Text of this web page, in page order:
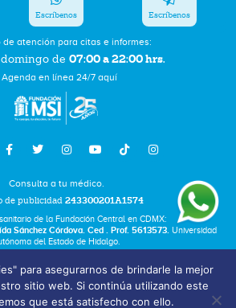
de atención para citas e informes:
de 07:00 a 22:00 hrs.
Agenda en línea 24/7 aquí
Escríbenos Escríbenos
Consulta a tu médico.
de publicidad 243300201A1574
de la Fundación Central en CDMX:
Sánchez Córdova. Ced . Prof. 5613573. Universidad
del Estado de Hidalgo.
Términos y Condiciones
Bolsa de Trabajo
para asegurarnos de brindarle la mejor
sitio web. Si continúa utilizando este
que está satisfecho con ello.